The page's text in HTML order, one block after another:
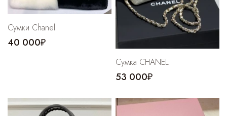
Сумки Chanel
40 000₽
Сумка CHANEL
53 000₽